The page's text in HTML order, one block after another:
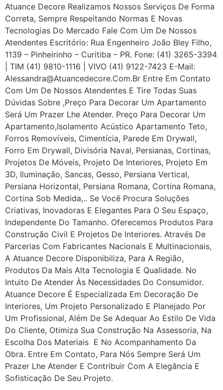
Atuance Decore Realizamos Nossos Serviços De Forma
Correta, Sempre Respeitando Normas E Novas
Tecnologias Do Mercado Fale Com Um De Nossos
Atendentes Escritório: Rua Engenheiro João Bley Filho,
1139 – Pinheirinho – Curitiba – PR. Fone: (41) 3265-3394
| TIM (41) 9810-1116 | VIVO (41) 9122-7423 E-Mail:
Alessandra@atuancedecore.com.br Entre Em Contato
Com Um De Nossos Atendentes E Tire Todas Suas
Dúvidas Sobre ,Preço Para Decorar Um Apartamento
Será Um Prazer Lhe Atender. Preço Para Decorar Um
Apartamento,Isolamento Acústico Apartamento Teto,
Forros Removíveis, Cimentícia, Parede Em Drywall,
Forro Em Drywall, Divisória Naval, Persianas, Cortinas,
Projetos De Móveis, Projeto De Interiores, Projeto Em
3D, Iluminação, Sancas, Gesso, Persiana Vertical,
Persiana Horizontal, Persiana Romana, Cortina Romana,
Cortina Sob Medida,.. Se Você Procura Soluções
Criativas, Inovadoras E Elegantes Para O Seu Espaço,
Independente Do Tamanho. Oferecemos Produtos Para
Construção Civil E Projetos De Interiores. Através De
Parcerias Com Fabricantes Nacionais E Multinacionais,
A Atuance Decore Disponibiliza, Para A Região,
Produtos Da Mais Alta Tecnologia E Qualidade. No
Intuito De Atender Às Necessidades Do Consumidor.
Atuance Decore É Especializada Em Decoração De
Interiores, Um Projeto Personalizado E Planejado Por
Um Profissional, Além De Se Adequar Ao Estilo De Vida
Do Cliente, Otimiza Sua Construção Na Assessoria, Na
Escolha Dos Materiais E No Acompanhamento Da
Obra. Entre Em Contato, Para Nós Sempre Será Um
Prazer Lhe Atender E Contribuir Com A Elegância E
Sofisticação De Seu Projeto.